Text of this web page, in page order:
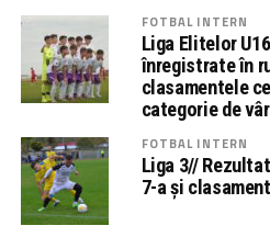
FOTBAL INTERN
Liga Elitelor
înregistrate în
clasamentele
categorie de
FOTBAL INTERN
Liga 3//
7-a și